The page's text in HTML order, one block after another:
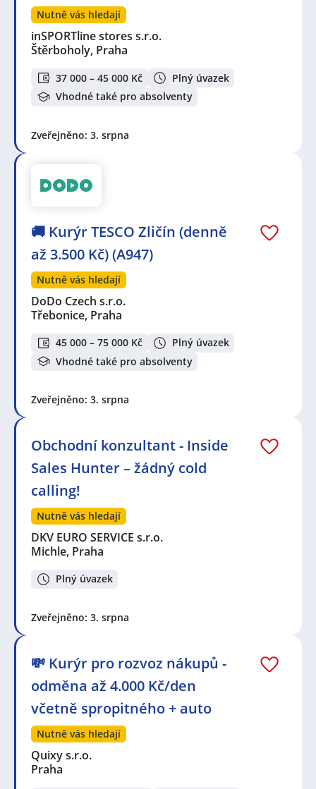
Nutně vás hledají
inSPORTline stores s.r.o.
Štěrboholy, Praha
37 000 – 45 000 Kč
Plný úvazek
Vhodné také pro absolventy
Zveřejněno: 3. srpna
🚚 Kurýr TESCO Zličín (denně
až 3.500 Kč) (A947)
Nutně vás hledají
DoDo Czech s.r.o.
Třebonice, Praha
45 000 – 75 000 Kč
Plný úvazek
Vhodné také pro absolventy
Zveřejněno: 3. srpna
Obchodní konzultant - Inside
Sales Hunter – žádný cold
calling!
Nutně vás hledají
DKV EURO SERVICE s.r.o.
Michle, Praha
Plný úvazek
Zveřejněno: 3. srpna
💸 Kurýr pro rozvoz nákupů -
odměna až 4.000 Kč/den
včetně spropitného + auto
Nutně vás hledají
Quixy s.r.o.
Praha